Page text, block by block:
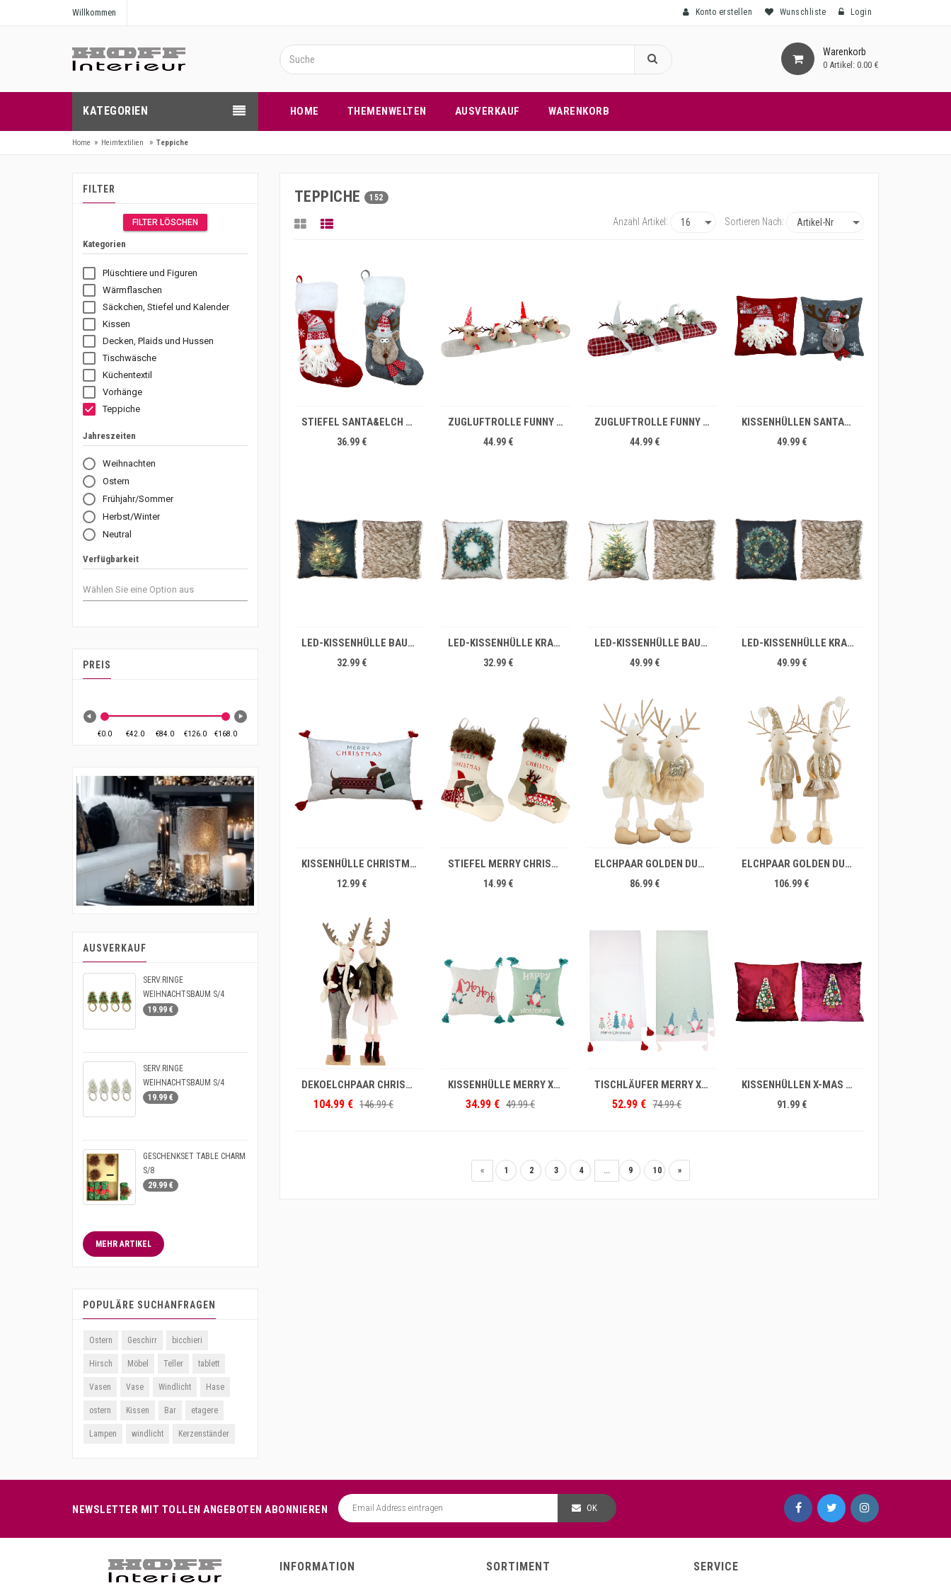
Willkommen Konto erstellen Wunschliste Login
Warenkorb
0 Artikel: 0.00 €
KATEGORIEN HOME THEMENWELTEN AUSVERKAUF WARENKORB
Home » Heimtextilien » Teppiche
TEPPICHE 152
Sortieren Nach:
Anzahl Artikel:
STIEFEL SANTA&ELCH S/2
36.99 €
ZUGLUFTROLLE FUNNY MOOSE
44.99 €
ZUGLUFTROLLE FUNNY MOOSE
44.99 €
KISSENHÜLLEN SANTA&ELCH 40X40 S/2
49.99 €
LED-KISSENHÜLLE BAUM 45X45
32.99 €
LED-KISSENHÜLLE KRANZ 45X45
32.99 €
LED-KISSENHÜLLE BAUM 60X60
49.99 €
LED-KISSENHÜLLE KRANZ 60X60
49.99 €
IN DEN WARENKORB
KISSENHÜLLE CHRISTMAS 30X50
12.99 €
STIEFEL MERRY CHRISTMAS S/2
14.99 €
ELCHPAAR GOLDEN DUST S/2
86.99 €
IN DEN WARENKORB
ELCHPAAR GOLDEN DUST S/2
106.99 €
DEKOELCHPAAR CHRISTMAS JINGLE S/2
104.99 € 146.99 €
IN DEN WARENKORB
KISSENHÜLLE MERRY XMAS 40x40 S/2
34.99 € 49.99 €
TISCHLÄUFER MERRY XMAS 50x140 S/2
52.99 € 74.99 €
KISSENHÜLLEN X-MAS TREE 45X45 S/2
91.99 €
« 1 2 3 4 ... 9 10 »
FILTER
FILTER LÖSCHEN
Kategorien
Plüschtiere und Figuren
Wärmflaschen
Säckchen, Stiefel und Kalender
Kissen
Decken, Plaids und Hussen
Tischwäsche
Küchentextil
Vorhänge
Teppiche
Jahreszeiten
Weihnachten
Ostern
Frühjahr/Sommer
Herbst/Winter
Neutral
Verfügbarkeit
PREIS
AUSVERKAUF
SERV.RINGE
WEIHNACHTSBAUM S/4
19.99 €
SERV.RINGE
WEIHNACHTSBAUM S/4
19.99 €
GESCHENKSET TABLE CHARM
S/8
29.99 €
MEHR ARTIKEL
POPULÄRE SUCHANFRAGEN
Ostern Geschirr bicchieri
Hirsch Möbel Teller tablett
Vasen Vase Windlicht Hase
ostern Kissen Bar etagere
Lampen windlicht Kerzenständer
NEWSLETTER MIT TOLLEN ANGEBOTEN ABONNIEREN OK
INFORMATION SORTIMENT SERVICE